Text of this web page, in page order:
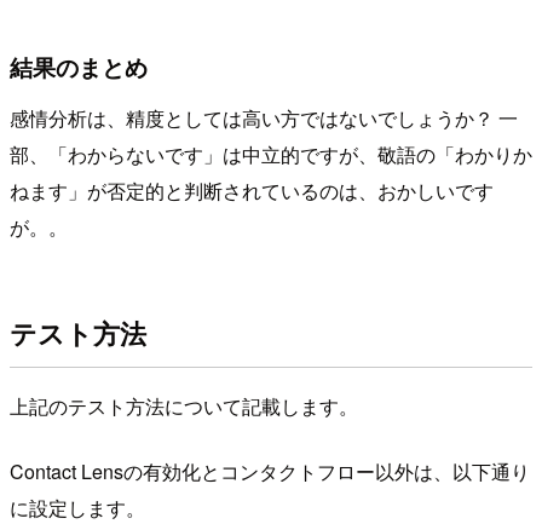
結果のまとめ
感情分析は、精度としては高い方ではないでしょうか？ 一
部、「わからないです」は中立的ですが、敬語の「わかりか
ねます」が否定的と判断されているのは、おかしいです
が。。
テスト方法
上記のテスト方法について記載します。
Contact Lensの有効化とコンタクトフロー以外は、以下通り
に設定します。